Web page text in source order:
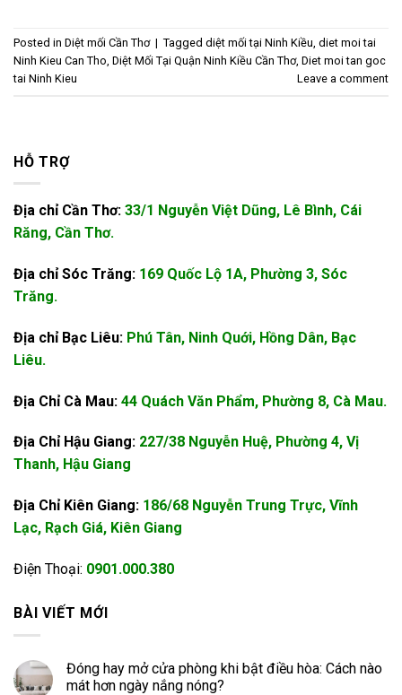
Posted in Diệt mối Cần Thơ | Tagged diệt mối tại Ninh Kiều diet moi tai
Ninh Kieu Can Tho Diệt Mối Tại Quận Ninh Kiều Cần Thơ, Diet moi tan goc
tai Ninh Kieu
Leave a comment
HỖ TRỢ
Địa chỉ Cần Thơ: 33/1 Nguyễn Việt Dũng, Lê Bình, Cái
Răng, Cần Thơ.
Địa chỉ Sóc Trăng: 169 Quốc Lộ 1A, Phường 3, Sóc
Trăng.
Địa chỉ Bạc Liêu: Phú Tân, Ninh Quới, Hồng Dân, Bạc
Liêu.
Địa Chỉ Cà Mau: 44 Quách Văn Phẩm, Phường 8, Cà Mau.
Địa Chỉ Hậu Giang: 227/38 Nguyễn Huệ, Phường 4, Vị
Thanh, Hậu Giang
Địa Chỉ Kiên Giang: 186/68 Nguyễn Trung Trực, Vĩnh
Lạc, Rạch Giá, Kiên Giang
Điện Thoại: 0901.000.380
BÀI VIẾT MỚI
Đóng hay mở cửa phòng khi bật điều hòa: Cách nào
mát hơn ngày nắng nóng?